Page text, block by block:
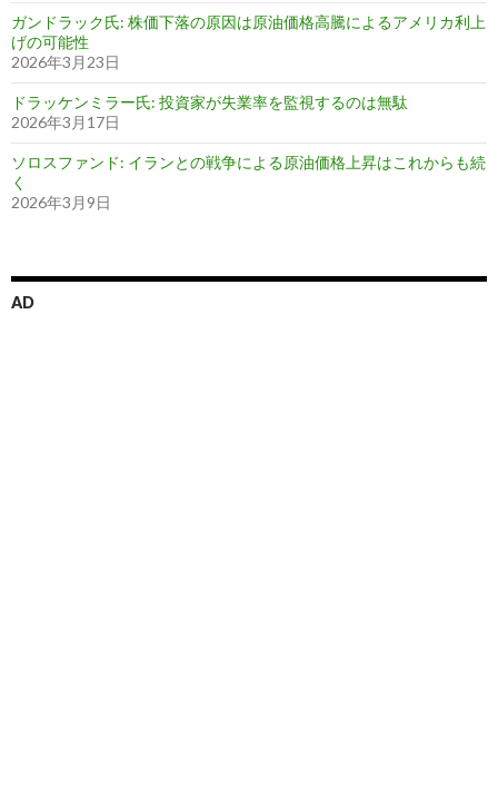
ガンドラック氏: 株価下落の原因は原油価格高騰によるアメリカ利上
げの可能性
2026年3月23日
ドラッケンミラー氏: 投資家が失業率を監視するのは無駄
2026年3月17日
ソロスファンド: イランとの戦争による原油価格上昇はこれからも続
く
2026年3月9日
AD